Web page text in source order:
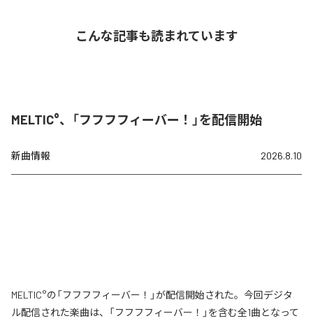
こんな記事も読まれています
MELTIC°、「フフフフィーバー！」を配信開始
新曲情報 2026.8.10
MELTIC°の「フフフフィーバー！」が配信開始された。今回デジタ
ル配信された楽曲は、「フフフフィーバー！」を含む全1曲となって